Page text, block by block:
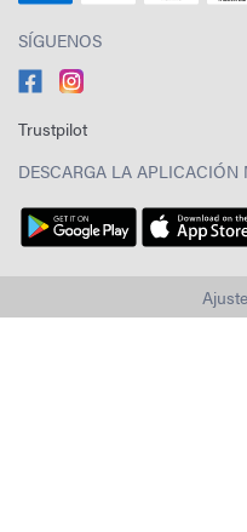
SÍGUENOS
Trustpilot
DESCARGA LA APLICACIÓN